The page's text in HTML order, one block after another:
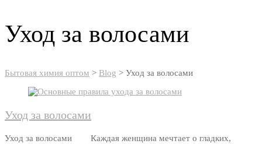
Уход за волосами
Бытовая химия оптом > Blog > Уход за волосами
Уход за волосами
Уход за волосами Каждая женщина мечтает о гладких,